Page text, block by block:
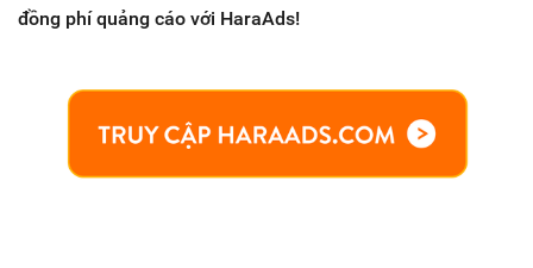
đồng phí quảng cáo với HaraAds!